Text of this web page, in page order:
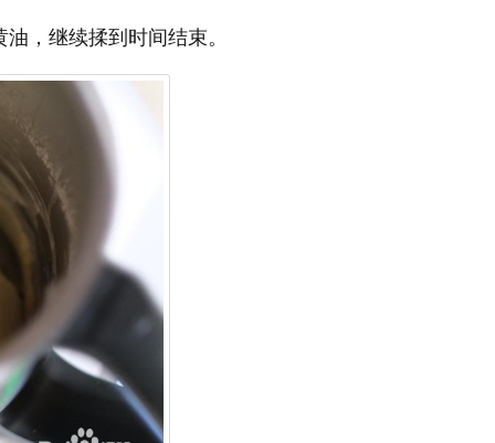
，继续揉到时间结束。